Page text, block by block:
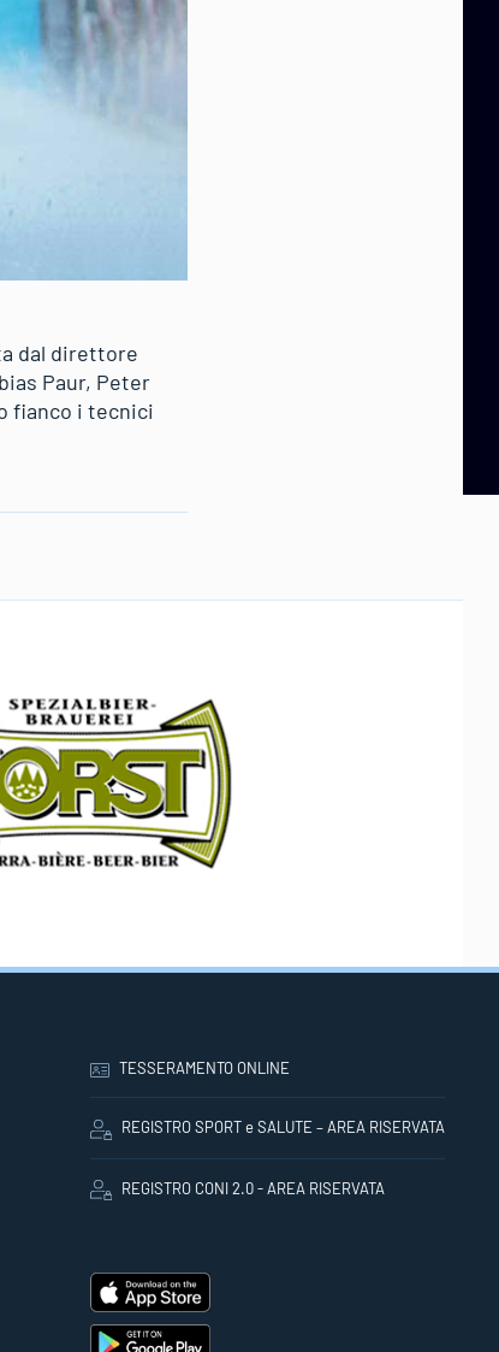
dal direttore
Paur, Peter
fianco i tecnici
TESSERAMENTO ONLINE
REGISTRO SPORT e SALUTE – AREA RISERVATA
REGISTRO CONI 2.0 - AREA RISERVATA